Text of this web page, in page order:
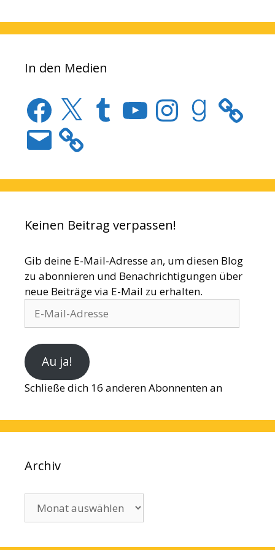
In den Medien
Facebook
X TumblrYouTubeInstagramGoodreads
E-
Mail
Keinen Beitrag verpassen!
Gib deine E-Mail-Adresse an, um diesen Blog
zu abonnieren und Benachrichtigungen über
neue Beiträge via E-Mail zu erhalten.
Mail-
Au ja!
Schließe dich 16 anderen Abonnenten an
Archiv